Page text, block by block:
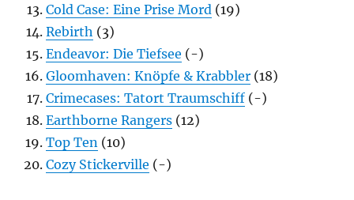
Cold Case: Eine Prise Mord (19)
Rebirth (3)
Endeavor: Die Tiefsee (-)
Gloomhaven: Knöpfe & Krabbler (18)
Crimecases: Tatort Traumschiff (-)
Earthborne Rangers (12)
Top Ten (10)
Cozy Stickerville (-)